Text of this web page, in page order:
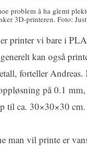
problem å ha glemt
3D-printeren. Foto:
printer vi bare i
kan også
forteller Andreas.
på 0.1
til ca. 30×30×30 cm.
man vil printe er